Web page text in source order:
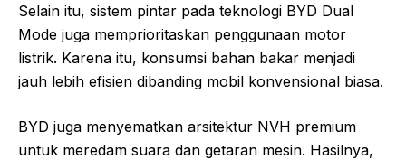
Selain itu, sistem pintar pada teknologi BYD Dual
Mode juga memprioritaskan penggunaan motor
listrik. Karena itu, konsumsi bahan bakar menjadi
jauh lebih efisien dibanding mobil konvensional biasa.
BYD juga menyematkan arsitektur NVH premium
untuk meredam suara dan getaran mesin. Hasilnya,